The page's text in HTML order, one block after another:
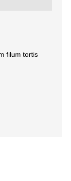
filum tortis